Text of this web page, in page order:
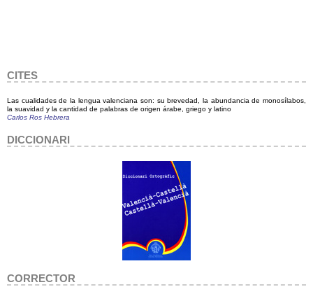
CITES
Las cualidades de la lengua valenciana son: su brevedad, la abundancia de monosílabos,
la suavidad y la cantidad de palabras de origen árabe, griego y latino
Carlos Ros Hebrera
DICCIONARI
CORRECTOR